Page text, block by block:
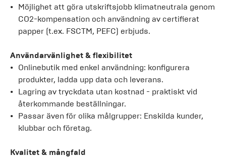
Möjlighet att göra utskriftsjobb klimatneutrala genom
CO2-kompensation och användning av certifierat
papper (t.ex. FSCTM, PEFC) erbjuds.
Användarvänlighet & flexibilitet
Onlinebutik med enkel användning: konfigurera
produkter, ladda upp data och leverans.
Lagring av tryckdata utan kostnad - praktiskt vid
återkommande beställningar.
Passar även för olika målgrupper: Enskilda kunder,
klubbar och företag.
Kvalitet & mångfald